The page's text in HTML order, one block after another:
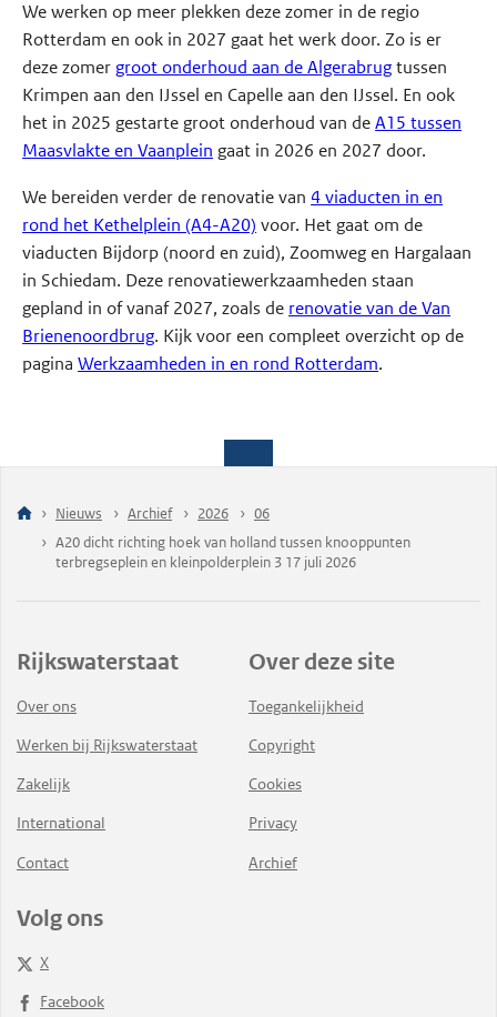
We werken op meer plekken deze zomer in de regio
Rotterdam en ook in 2027 gaat het werk door. Zo is er
deze zomer groot onderhoud aan de Algerabrugtussen
Krimpen aan den IJssel en Capelle aan den IJssel. En ook
het in 2025 gestarte groot onderhoud van deA15 tussen
Maasvlakte en Vaanplein gaat in 2026 en 2027 door.
We bereiden verder de renovatie van 4 viaducten in en
rond het Kethelplein (A4-A20) voor. Het gaat om de
viaducten Bijdorp (noord en zuid), Zoomweg en Hargalaan
in Schiedam. Deze renovatiewerkzaamheden staan
gepland in of vanaf 2027, zoals de renovatie van de Van
Brienenoordbrug. Kijk voor een compleet overzicht op de
paginaWerkzaamheden in en rond Rotterdam.
Nieuws Archief 2026
06
A20 dicht richting hoek van holland tussen knooppunten
terbregseplein en kleinpolderplein 3 17 juli 2026
Rijkswaterstaat
Over ons
Werken bij Rijkswaterstaat
Zakelijk
International
Contact
Over deze site
Toegankelijkheid
Copyright
Cookies
Privacy
Archief
Volg ons
X
Facebook